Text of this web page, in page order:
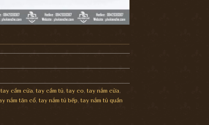
tay cầm cửa, tay cầm tủ, tay co, tay nắm cửa,
nắm tân cổ, tay nắm tủ bếp, tay nắm tủ quần